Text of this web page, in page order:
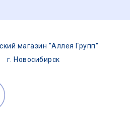
магазин "Аллея Групп"
г. Новосибирск